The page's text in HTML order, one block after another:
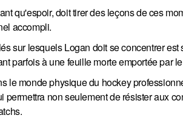
qu'espoir, doit tirer des leçons de ces
accompli.
sur lesquels Logan doit se concentrer
parfois à une feuille morte emportée par
le monde physique du hockey
permettra non seulement de résister aux